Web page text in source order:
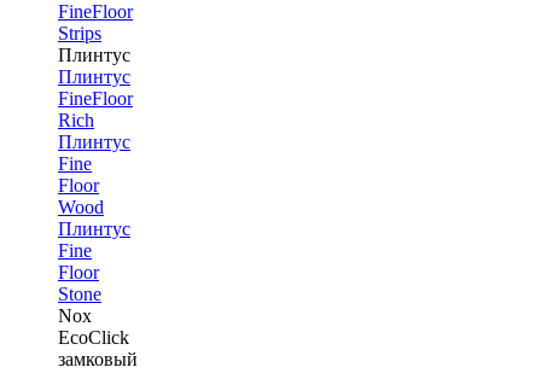
FineFloor
Strips
Плинтус
Плинтус
FineFloor
Rich
Плинтус
Fine
Floor
Wood
Плинтус
Fine
Floor
Stone
Nox
EcoClick
замковый